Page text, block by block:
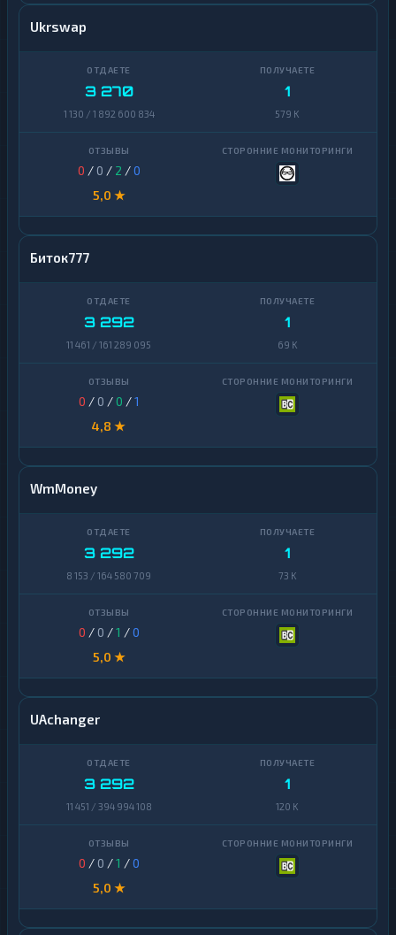
Ukrswap
3 270
1 130 / 1 892 600 834
1
579 K
0 / 0 / 2 /0
5,0 ★
Биток777
3 292
11 461 / 161 289 095
1
69 K
0 / 0 /0 /1
4,8 ★
WmMoney
3 292
8 153 / 164 580 709
1
73 K
0 / 0 /1 /0
5,0 ★
UAchanger
3 292
11 451 / 394 994 108
1
120 K
0 / 0 /1 /0
5,0 ★